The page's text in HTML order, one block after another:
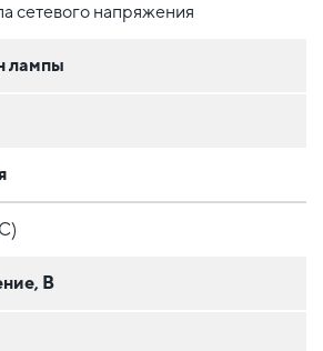
сетевого напряжения
лампы
В